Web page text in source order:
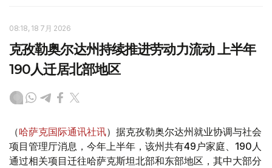
08:18, 18 7月 2026
克孜勒奥尔达州持续推进劳动力流动 上半年
190人迁居北部地区
（哈萨克国际通讯社讯）据克孜勒奥尔达州就业协调与社会
项目管理厅消息，今年上半年，该州共有49户家庭、190人
通过相关项目迁往哈萨克斯坦北部和东部地区，其中大部分